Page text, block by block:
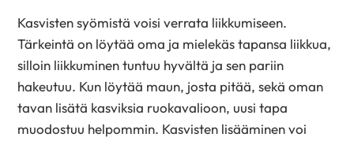
Kasvisten syömistä voisi verrata liikkumiseen.
Tärkeintä on löytää oma ja mielekäs tapansa liikkua,
silloin liikkuminen tuntuu hyvältä ja sen pariin
hakeutuu. Kun löytää maun, josta pitää, sekä oman
tavan lisätä kasviksia ruokavalioon, uusi tapa
muodostuu helpommin. Kasvisten lisääminen voi